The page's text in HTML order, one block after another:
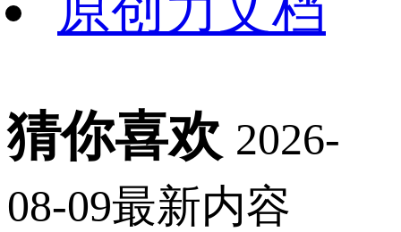
猜你喜欢 2026-
08-09最新内容